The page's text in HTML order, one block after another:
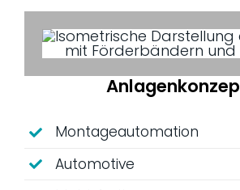
Montageautomation
Automotive